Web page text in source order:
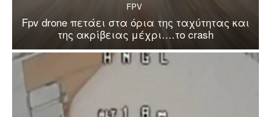
FPV
Fpv drone πετάει στα όρια της ταχύτητας και
της ακρίβειας μέχρι….το crash